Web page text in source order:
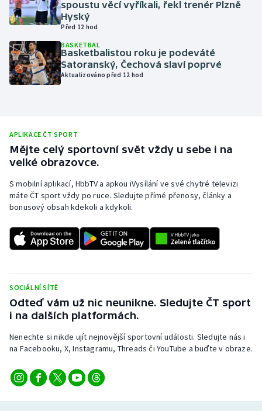
Moderní pětiboj
Olympijské hry
Plážový volejbal
Ragby
Rychlobruslení
Rychlostní kanoistika
Sportovní střelba
Stolní tenis
Triatlon
Veslování
Vodní slalom
spoustu věcí vyříkali, řekl trenér Plzně
Hyský
Před 12 hod
BASKETBAL
Basketbalistou roku je podeváté
Satoranský, Čechová slaví poprvé
Aktualizováno před 12 hod
APLIKACE ČT SPORT
Mějte celý sportovní svět vždy u sebe i na
velké obrazovce.
S mobilní aplikací, HbbTV a apkou iVysílání ve své chytré televizi
máte ČT sport vždy po ruce. Sledujte přímé přenosy, články a
bonusový obsah kdekoli a kdykoli.
SOCIÁLNÍ SÍTĚ
Odteď vám už nic neunikne. Sledujte ČT sport
i na dalších platformách.
Nenechte si nikde ujít nejnovější sportovní události. Sledujte nás i
na Facebooku, X, Instagramu, Threads či YouTube a buďte v obraze.